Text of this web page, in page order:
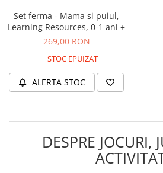
Set ferma - Mama si puiul,
Learning Resources, 0-1 ani +
269,00 RON
STOC EPUIZAT
ALERTA STOC
DESPRE JOCURI,